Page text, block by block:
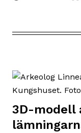
3D-modell